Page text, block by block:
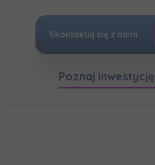
Skontaktuj się z nami
Poznaj inwestycję